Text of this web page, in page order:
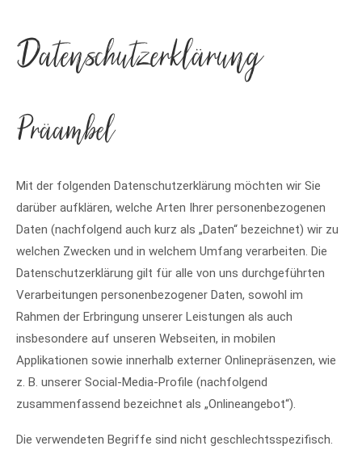
Datenschutz­erklärung
Präambel
Mit der folgenden Datenschutzerklärung möchten wir Sie
darüber aufklären, welche Arten Ihrer personenbezogenen
Daten (nachfolgend auch kurz als „Daten“ bezeichnet) wir zu
welchen Zwecken und in welchem Umfang verarbeiten. Die
Datenschutzerklärung gilt für alle von uns durchgeführten
Verarbeitungen personenbezogener Daten, sowohl im
Rahmen der Erbringung unserer Leistungen als auch
insbesondere auf unseren Webseiten, in mobilen
Applikationen sowie innerhalb externer Onlinepräsenzen, wie
z. B. unserer Social-Media-Profile (nachfolgend
zusammenfassend bezeichnet als „Onlineangebot“).
Die verwendeten Begriffe sind nicht geschlechtsspezifisch.